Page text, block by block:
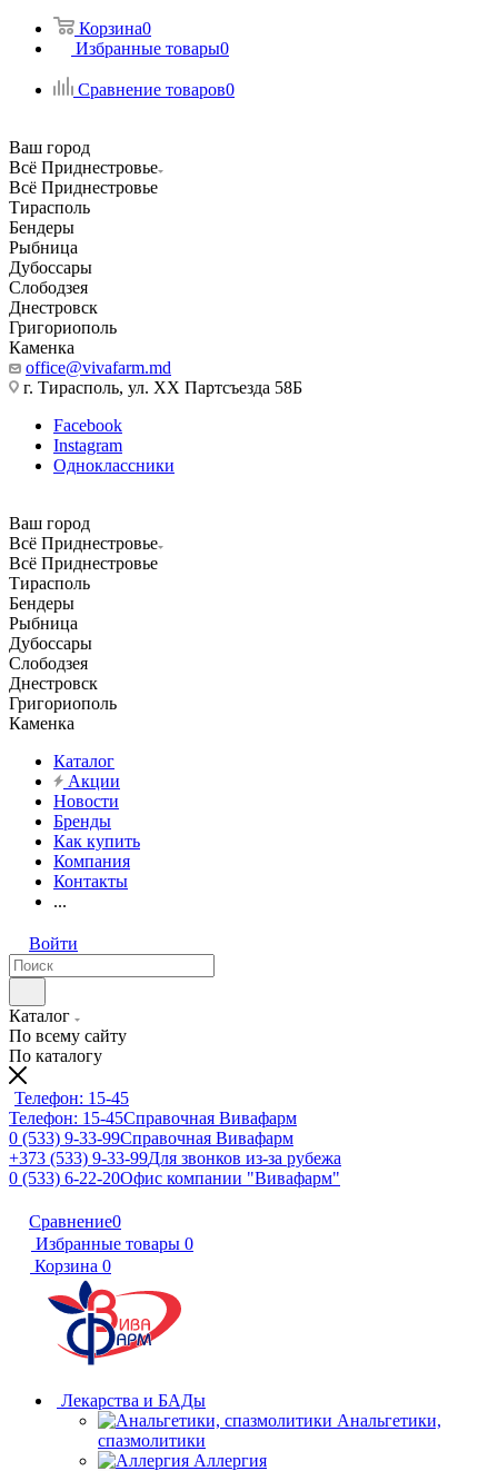
Корзина0
Избранные товары0
Сравнение товаров0
Ваш город
Всё Приднестровье
Всё Приднестровье
Тирасполь
Бендеры
Рыбница
Дубоссары
Слободзея
Днестровск
Григориополь
Каменка
office@vivafarm.md
г. Тирасполь, ул. ХХ Партсъезда 58Б
Facebook
Instagram
Одноклассники
Ваш город
Всё Приднестровье
Всё Приднестровье
Тирасполь
Бендеры
Рыбница
Дубоссары
Слободзея
Днестровск
Григориополь
Каменка
Каталог
Акции
Новости
Бренды
Как купить
Компания
Контакты
...
Войти
Каталог
По всему сайту
По каталогу
Телефон: 15-45
Телефон: 15-45Справочная Вивафарм
0 (533) 9-33-99Справочная Вивафарм
+373 (533) 9-33-99Для звонков из-за рубежа
0 (533) 6-22-20Офис компании "Вивафарм"
Сравнение0
Избранные товары 0
Корзина 0
Лекарства и БАДы
Анальгетики,
спазмолитики
Аллергия